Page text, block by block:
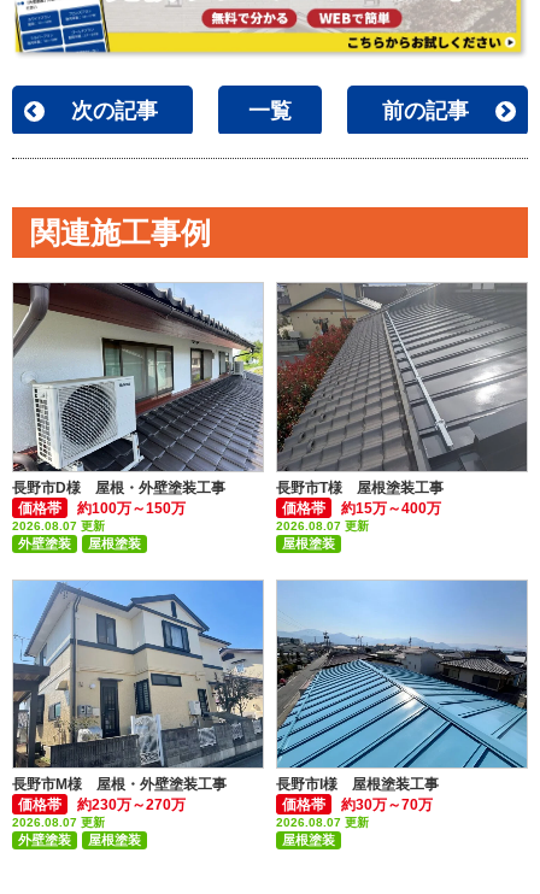
次の記事 一覧 前の記事
関連施工事例
長野市D様 屋根・外壁塗装工事
価格帯
約100万～150万
2026.08.07 更新
外壁塗装
屋根塗装
長野市T様 屋根塗装工事
価格帯
約15万～400万
2026.08.07 更新
屋根塗装
長野市M様 屋根・外壁塗装工事
価格帯
約230万～270万
2026.08.07 更新
外壁塗装
屋根塗装
長野市I様 屋根塗装工事
価格帯
約30万～70万
2026.08.07 更新
屋根塗装